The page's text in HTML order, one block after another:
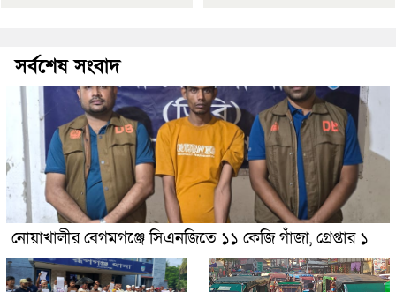
সর্বশেষ সংবাদ
নোয়াখালীর বেগমগঞ্জে সিএনজিতে ১১ কেজি গাঁজা, গ্রেপ্তার ১